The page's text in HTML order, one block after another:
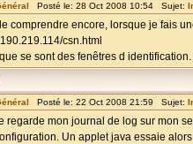
Posté le: 28 Oct 2008 10:54 Sujet:
comprendre encore, lorsque je fais
csn.html
que se sont des fenêtres d identification.
Posté le: 22 Oct 2008 21:59 Sujet:
regarde mon journal de log sur mon
Un applet java essaie